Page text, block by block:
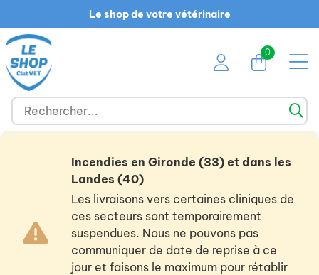
Le shop de votre vétérinaire
0
Incendies en Gironde (33) et dans les
Landes (40)
Les livraisons vers certaines cliniques de
ces secteurs sont temporairement
suspendues. Nous ne pouvons pas
communiquer de date de reprise à ce
jour et faisons le maximum pour rétablir